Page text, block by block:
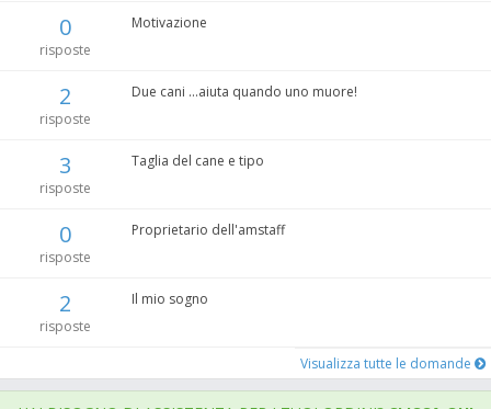
0
risposte
Motivazione
2
risposte
Due cani ...aiuta quando uno muore!
3
risposte
Taglia del cane e tipo
0
risposte
Proprietario dell'amstaff
2
risposte
Il mio sogno
Visualizza tutte le domande